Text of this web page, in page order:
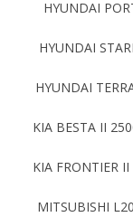
HYUNDAI
HYUNDAI
HYUNDAI
KIA BESTA II
KIA FRONTIER
MITSUBISHI